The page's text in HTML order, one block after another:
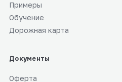
Примеры
Обучение
Дорожная карта
Документы
Оферта